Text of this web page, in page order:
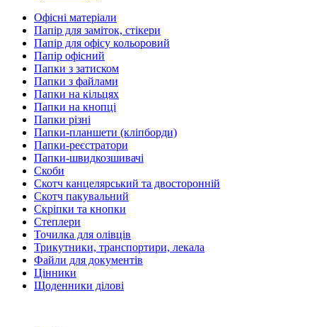
Офісні матеріали
Папір для заміток, стікери
Папір для офісу кольоровий
Папір офісний
Папки з затиском
Папки з файлами
Папки на кільцях
Папки на кнопці
Папки різні
Папки-планшети (кліпборди)
Папки-реєстратори
Папки-швидкозшивачі
Скоби
Скотч канцелярський та двосторонній
Скотч пакувальний
Скріпки та кнопки
Степлери
Точилка для олівців
Трикутники, транспортири, лекала
Файли для документів
Цінники
Щоденники ділові